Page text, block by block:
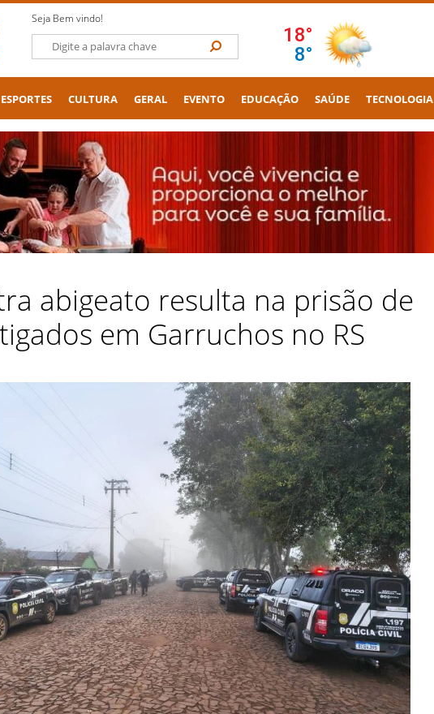
Seja Bem vindo!
ESPORTES CULTURA GERAL EVENTO EDUCAÇÃO SAÚDE TECNOLOGIA
abigeato resulta na prisão de
em Garruchos no RS